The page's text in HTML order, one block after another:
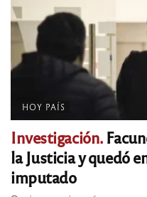
HOY PAÍS
Investigación.
la Justicia y quedó
imputado